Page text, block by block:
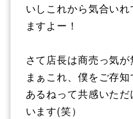
いしこれから気合い
ますよー！
さて店長は商売っ気が
まぁこれ、僕をご存
あるねって共感いた
います(笑）